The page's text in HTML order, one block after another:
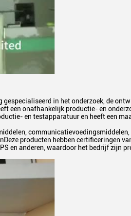
in het onderzoek, de
een onafhankelijk productie- en
en testapparatuur en heeft een
communicatievoedingsmiddelen,
producten hebben certificeringen
en anderen, waardoor het bedrijf zijn